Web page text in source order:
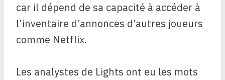
car il dépend de sa capacité à accéder à
l’inventaire d’annonces d’autres joueurs
comme Netflix.
Les analystes de Lights ont eu les mots